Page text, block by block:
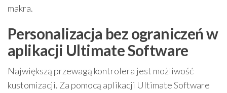
makra.
Personalizacja bez ograniczeń w
aplikacji Ultimate Software
Największą przewagą kontrolera jest możliwość
kustomizacji. Za pomocą aplikacji Ultimate Software